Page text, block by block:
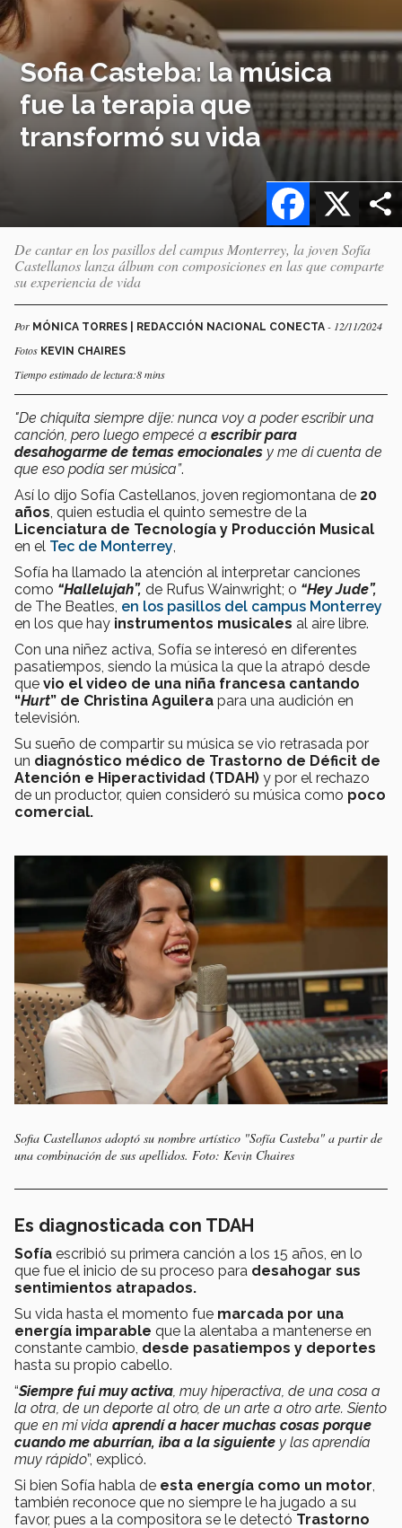
Sofia Casteba: la música
fue la terapia que
transformó su vida
X
Facebook
De cantar en los pasillos del campus Monterrey, la joven Sofía
Castellanos lanza álbum con composiciones en las que comparte
su experiencia de vida
Por MÓNICA TORRES | REDACCIÓN NACIONAL CONECTA - 12/11/2024
Fotos KEVIN CHAIRES
Tiempo estimado de lectura:8 mins
"De chiquita siempre dije: nunca voy a poder escribir una
canción, pero luego empecé a escribir para
desahogarme de temas emocionales y me di cuenta de
que eso podía ser música”.
Así lo dijo Sofía Castellanos, joven regiomontana de 20
años , quien estudia el quinto semestre de la
Licenciatura de Tecnología y Producción Musical
en el Tec de Monterrey
Sofía ha llamado la atención al interpretar canciones
como “Hallelujah”, de Rufus Wainwright; o “Hey Jude”,
de The Beatles, en los pasillos del campus Monterrey
en los que hay instrumentos musicales al aire libre.
Con una niñez activa, Sofía se interesó en diferentes
pasatiempos, siendo la música la que la atrapó desde
que vio el video de una niña francesa cantando
“Hurt” de Christina Aguilera para una audición en
televisión.
Su sueño de compartir su música se vio retrasada por
un diagnóstico médico de Trastorno de Déficit de
Atención e Hiperactividad (TDAH) y por el rechazo
de un productor, quien consideró su música como poco
comercial.
Sofia Castellanos adoptó su nombre artístico "Sofía Casteba" a partir de
una combinación de sus apellidos. Foto: Kevin Chaires
Es diagnosticada con TDAH
Sofía escribió su primera canción a los 15 años, en lo
que fue el inicio de su proceso para desahogar sus
sentimientos atrapados.
Su vida hasta el momento fue marcada por una
energía imparable que la alentaba a mantenerse en
constante cambio, desde pasatiempos y deportes
hasta su propio cabello.
“Siempre fui muy activa, muy hiperactiva, de una cosa a
la otra, de un deporte al otro, de un arte a otro arte. Siento
que en mi vida aprendí a hacer muchas cosas porque
cuando me aburrían, iba a la siguiente y las aprendía
muy rápido”, explicó.
Si bien Sofía habla de esta energía como un motor,
también reconoce que no siempre le ha jugado a su
favor, pues a la compositora se le detectó Trastorno